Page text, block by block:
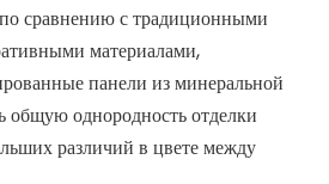
сравнению с традиционными
материалами,
панели из минеральной
общую однородность отделки
различий в цвете между